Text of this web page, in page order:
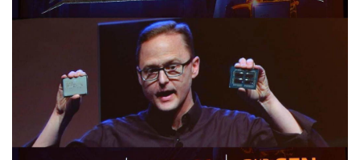
生成式AI與雲端應用
Enterprise Digital Transformation